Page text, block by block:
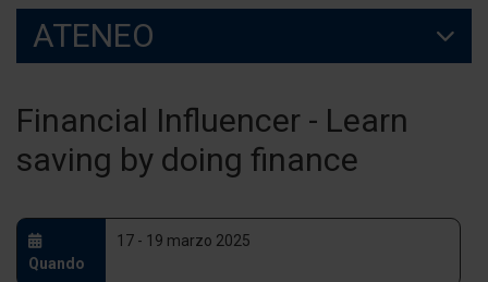
ATENEO
Financial Influencer - Learn
saving by doing finance
Quando
17 - 19 marzo 2025